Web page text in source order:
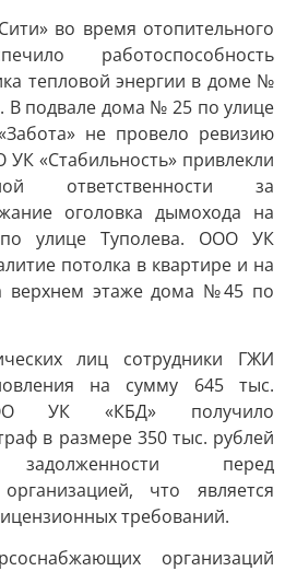
во время отопительного
работоспособность
тепловой энергии в доме №
В подвале дома № 25 по улице
не провело ревизию
«Стабильность» привлекли
ответственности за
оголовка дымохода на
улице Туполева. ООО УК
потолка в квартире и на
верхнем этаже дома №45 по
лиц сотрудники ГЖИ
на сумму 645 тыс.
УК «КБД» получило
в размере 350 тыс. рублей
перед
что является
требований.
организаций